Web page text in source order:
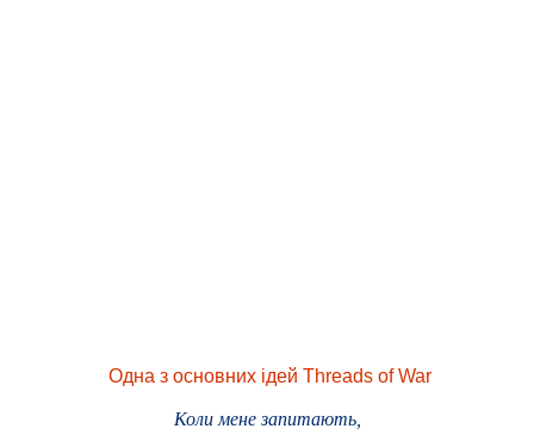
Одна з основних ідей Threads of War
Коли мене запитають,